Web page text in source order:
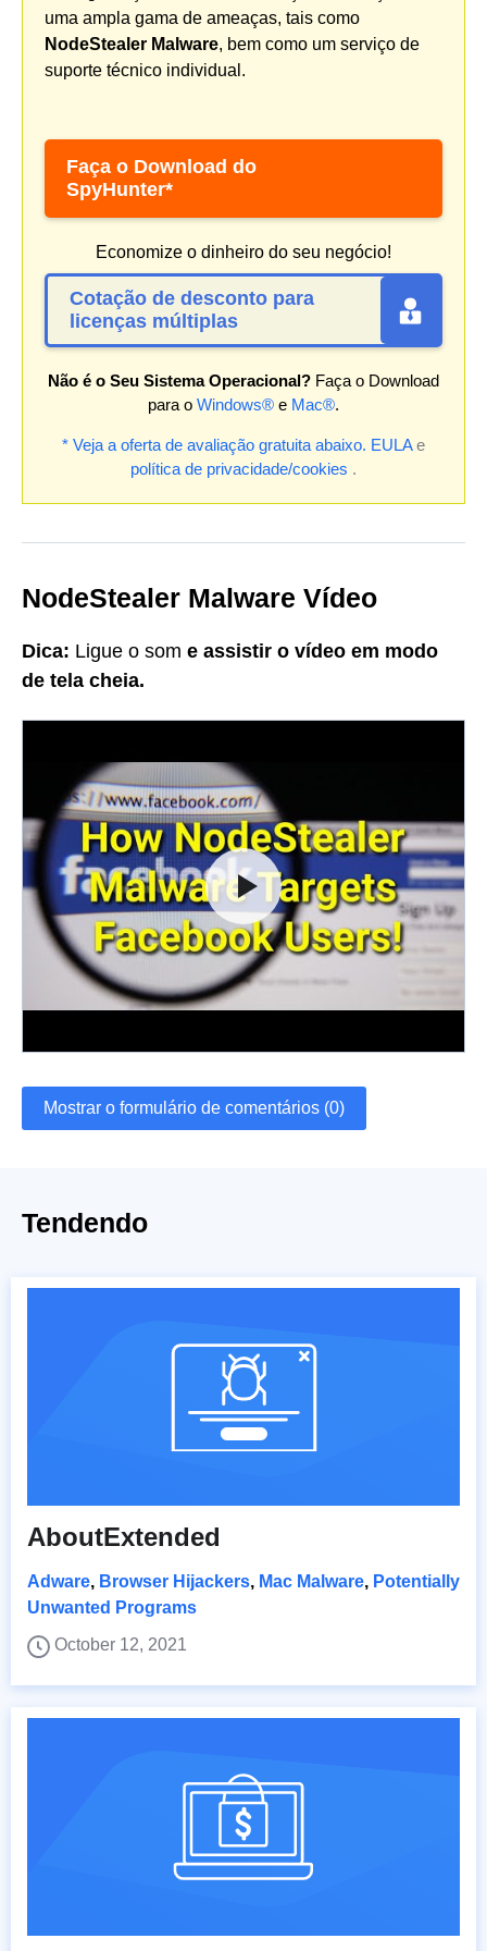
uma ampla gama de ameaças, tais como
NodeStealer Malware, bem como um serviço de
suporte técnico individual.
Faça o Download do
SpyHunter*
Economize o dinheiro do seu negócio!
Cotação de desconto para
licenças múltiplas
Não é o Seu Sistema Operacional? Faça o Download
para o Windows® e Mac®.
* Veja a oferta de avaliação gratuita abaixo. EULAe
política de privacidade/cookies .
NodeStealer Malware Vídeo
Dica: Ligue o som e assistir o vídeo em modo
de tela cheia.
Mostrar o formulário de comentários (0)
Tendendo
AboutExtended
Adware, Browser Hijackers, Mac Malware, Potentially
Unwanted Programs
October 12, 2021